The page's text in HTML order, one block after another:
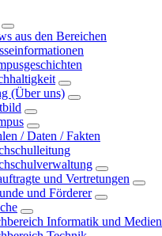
aus den Bereichen
(Über uns)
/ Daten / Fakten
und Vertretungen
und Förderer
Informatik und Medien